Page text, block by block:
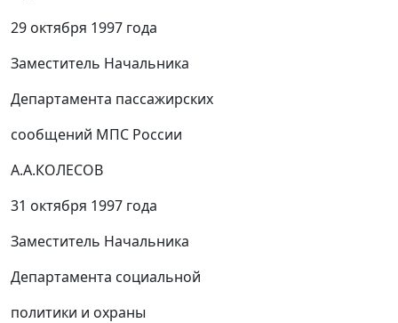
29 октября 1997 года
Заместитель Начальника
Департамента пассажирских
сообщений МПС России
А.А.КОЛЕСОВ
31 октября 1997 года
Заместитель Начальника
Департамента социальной
политики и охраны